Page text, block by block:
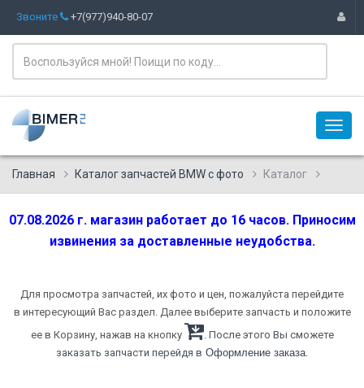
Звоните +7(977)940-80-07
Главная Каталог запчастей BMW с фото Каталог
07.08.2026 г. магазин работает до 16 часов. Приносим
извинения за доставленные неудобства.
Для просмотра запчастей, их фото и цен, пожалуйста перейдите
в интересующий Вас раздел. Далее выберите запчасть и положите
ее в Корзину, нажав на кнопку
. После этого Вы сможете
заказать запчасти перейдя в Оформление заказа.